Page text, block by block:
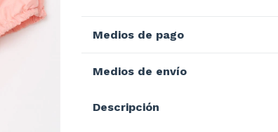
Medios de pago
Medios de envío
Descripción